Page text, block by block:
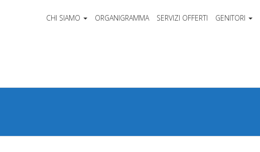
CHI SIAMO ORGANIGRAMMA SERVIZI OFFERTI GENITORI